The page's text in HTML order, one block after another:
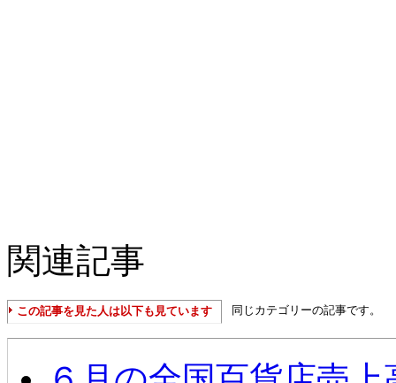
関連記事
この記事を見た人は以下も見ています 同じカテゴリーの記事です。